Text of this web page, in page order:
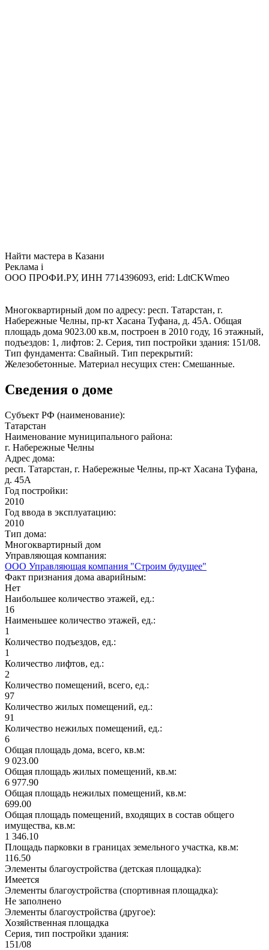
Найти мастера в Казани
Реклама i
ООО ПРОФИ.РУ, ИНН 7714396093, erid: LdtCKWmeo
Многоквартирный дом по адресу: респ. Татарстан, г.
Набережные Челны, пр-кт Хасана Туфана, д. 45А. Общая
площадь дома 9023.00 кв.м, построен в 2010 году, 16 этажный,
подъездов: 1, лифтов: 2. Серия, тип постройки здания: 151/08.
Тип фундамента: Свайный. Тип перекрытий:
Железобетонные. Материал несущих стен: Смешанные.
Сведения о доме
Субъект РФ (наименование):
Татарстан
Наименование муниципального района:
г. Набережные Челны
Адрес дома:
респ. Татарстан, г. Набережные Челны, пр-кт Хасана Туфана,
д. 45А
Год постройки:
2010
Год ввода в эксплуатацию:
2010
Тип дома:
Многоквартирный дом
Управляющая компания:
ООО Управляющая компания "Строим будущее"
Факт признания дома аварийным:
Нет
Наибольшее количество этажей, ед.:
16
Наименьшее количество этажей, ед.:
1
Количество подъездов, ед.:
1
Количество лифтов, ед.:
2
Количество помещений, всего, ед.:
97
Количество жилых помещений, ед.:
91
Количество нежилых помещений, ед.:
6
Общая площадь дома, всего, кв.м:
9 023.00
Общая площадь жилых помещений, кв.м:
6 977.90
Общая площадь нежилых помещений, кв.м:
699.00
Общая площадь помещений, входящих в состав общего
имущества, кв.м:
1 346.10
Площадь парковки в границах земельного участка, кв.м:
116.50
Элементы благоустройства (детская площадка):
Имеется
Элементы благоустройства (спортивная площадка):
Не заполнено
Элементы благоустройства (другое):
Хозяйственная площадка
Серия, тип постройки здания:
151/08